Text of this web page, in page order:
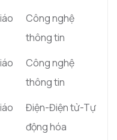
Công nghệ
thông tin
Công nghệ
thông tin
Điện-Điện tử-Tự
động hóa